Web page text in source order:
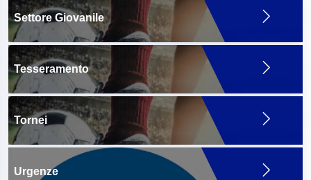
Settore Giovanile
Tesseramento
Tornei
Urgenze